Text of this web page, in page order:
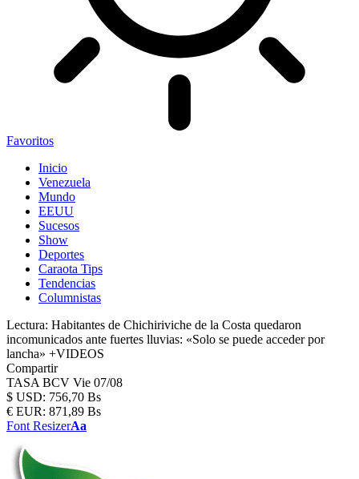
Favoritos
Inicio
Venezuela
Mundo
EEUU
Sucesos
Show
Deportes
Caraota Tips
Tendencias
Columnistas
Lectura: Habitantes de Chichiriviche de la Costa quedaron
incomunicados ante fuertes lluvias: «Solo se puede acceder por
lancha» +VIDEOS
Compartir
TASA BCV Vie 07/08
$ USD: 756,70 Bs
€ EUR: 871,89 Bs
Font ResizerAa